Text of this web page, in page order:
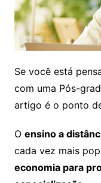
Se você está
com uma Pós-
artigo é o ponto
O ensino a
cada vez mais
economia para